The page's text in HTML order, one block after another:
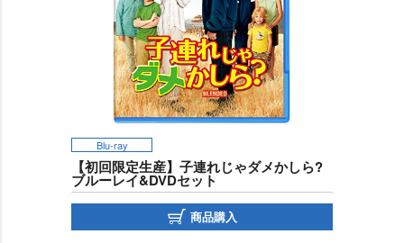
Blu-ray
【初回限定生産】子連れじゃダメかしら?
ブルーレイ&DVDセット
商品購入